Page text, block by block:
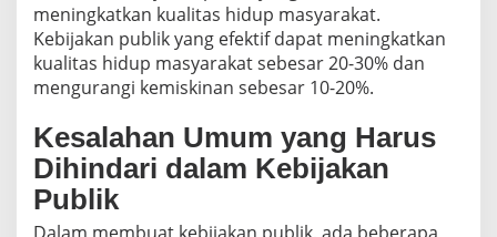
meningkatkan kualitas hidup masyarakat.
Kebijakan publik yang efektif dapat meningkatkan
kualitas hidup masyarakat sebesar 20-30% dan
mengurangi kemiskinan sebesar 10-20%.
Kesalahan Umum yang Harus
Dihindari dalam Kebijakan
Publik